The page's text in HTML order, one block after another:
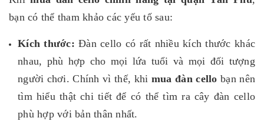
bạn có thể tham khảo các yếu tố sau:
Kích thước: Đàn cello có rất nhiều kích thước khác
nhau, phù hợp cho mọi lứa tuổi và mọi đối tượng
người chơi. Chính vì thế, khi mua đàn cello bạn nên
tìm hiểu thật chi tiết để có thể tìm ra cây đàn cello
phù hợp với bản thân nhất.